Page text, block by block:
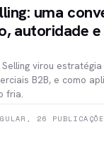
uma
autoridade
Selling virou
B2B, e como
fria.
26